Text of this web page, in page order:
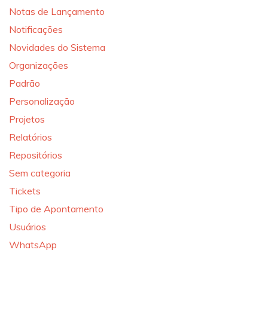
Notas de Lançamento
Notificações
Novidades do Sistema
Organizações
Padrão
Personalização
Projetos
Relatórios
Repositórios
Sem categoria
Tickets
Tipo de Apontamento
Usuários
WhatsApp